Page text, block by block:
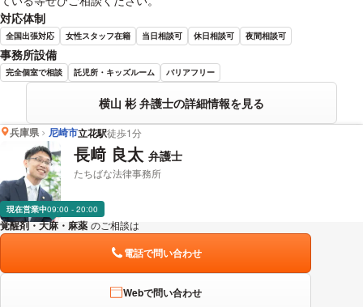
対応体制
全国出張対応 女性スタッフ在籍 当日相談可 休日相談可 夜間相談可
事務所設備
完全個室で相談 託児所・キッズルーム バリアフリー
横山 彬 弁護士の詳細情報を見る
兵庫県 尼崎市立花駅徒歩1分
長﨑 良太 弁護士
たちばな法律事務所
現在営業中09:00 - 20:00
覚醒剤・大麻・麻薬 のご相談は
電話で問い合わせ
Webで問い合わせ